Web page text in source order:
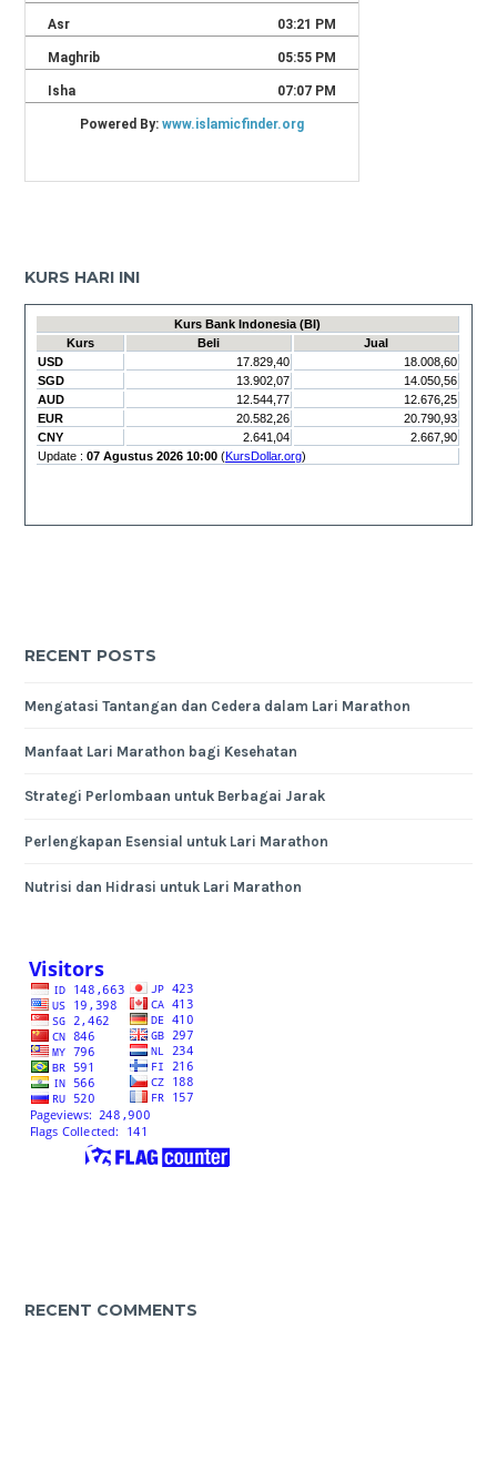
KURS HARI INI
RECENT POSTS
Mengatasi Tantangan dan Cedera dalam Lari Marathon
Manfaat Lari Marathon bagi Kesehatan
Strategi Perlombaan untuk Berbagai Jarak
Perlengkapan Esensial untuk Lari Marathon
Nutrisi dan Hidrasi untuk Lari Marathon
RECENT COMMENTS